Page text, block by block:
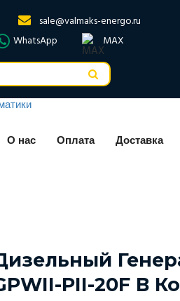
sale@valmaks-energo.ru
WhatsApp MAX
О нас Оплата Доставка
PII-20F В